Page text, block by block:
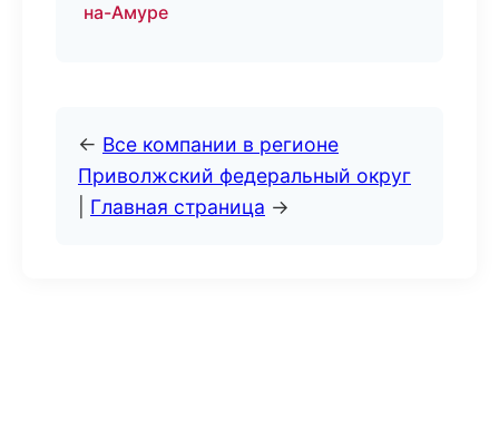
на-Амуре
← Все компании в регионе
Приволжский федеральный округ
Главная страница →